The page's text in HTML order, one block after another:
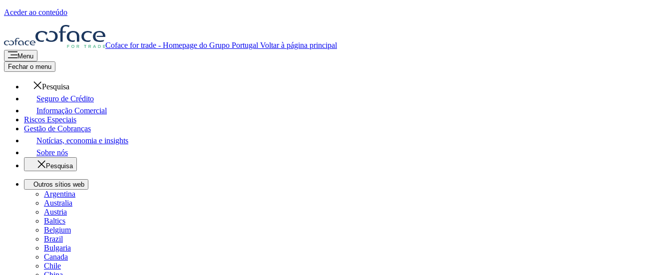
Aceder ao conteúdo
Coface for trade - Homepage do Grupo Portugal Voltar à página principal
Menu
Fechar o menu
Pesquisa
Seguro de Crédito
Informação Comercial
Riscos Especiais
Gestão de Cobranças
Notícias, economia e insights
Sobre nós
Pesquisa
Outros sítios web
Argentina
Australia
Austria
Baltics
Belgium
Brazil
Bulgaria
Canada
Chile